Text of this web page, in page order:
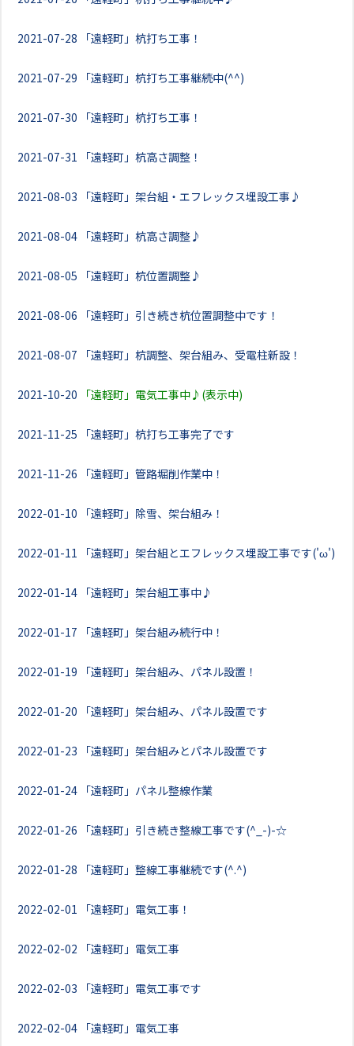
2021-07-28 「遠軽町」杭打ち工事！
2021-07-29 「遠軽町」杭打ち工事継続中(^^)
2021-07-30 「遠軽町」杭打ち工事！
2021-07-31 「遠軽町」杭高さ調整！
2021-08-03 「遠軽町」架台組・エフレックス埋設工事♪
2021-08-04 「遠軽町」杭高さ調整♪
2021-08-05 「遠軽町」杭位置調整♪
2021-08-06 「遠軽町」引き続き杭位置調整中です！
2021-08-07 「遠軽町」杭調整、架台組み、受電柱新設！
2021-10-20 「遠軽町」電気工事中♪(表示中)
2021-11-25 「遠軽町」杭打ち工事完了です
2021-11-26 「遠軽町」管路堀削作業中！
2022-01-10 「遠軽町」除雪、架台組み！
2022-01-11 「遠軽町」架台組とエフレックス埋設工事です('ω')
2022-01-14 「遠軽町」架台組工事中♪
2022-01-17 「遠軽町」架台組み続行中！
2022-01-19 「遠軽町」架台組み、パネル設置！
2022-01-20 「遠軽町」架台組み、パネル設置です
2022-01-23 「遠軽町」架台組みとパネル設置です
2022-01-24 「遠軽町」パネル整線作業
2022-01-26 「遠軽町」引き続き整線工事です(^_-)-☆
2022-01-28 「遠軽町」整線工事継続です(^.^)
2022-02-01 「遠軽町」電気工事！
2022-02-02 「遠軽町」電気工事
2022-02-03 「遠軽町」電気工事です
2022-02-04 「遠軽町」電気工事